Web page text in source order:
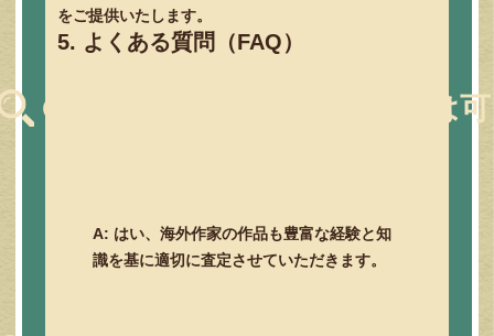
をご提供いたします。
5. よくある質問（FAQ）
Q: 海外作家の作品でも査定は可
A: はい、海外作家の作品も豊富な経験と知
識を基に適切に査定させていただきます。